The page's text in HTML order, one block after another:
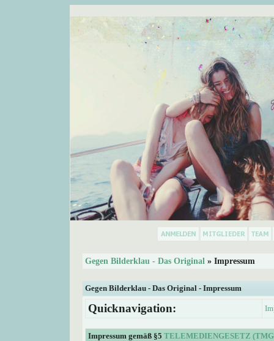
Gegen Bilderklau - Das Original » Impressum
Gegen Bilderklau - Das Original - Impressum
Quicknavigation:
Impressum gemäß §5 TELEMEDIENGESETZ